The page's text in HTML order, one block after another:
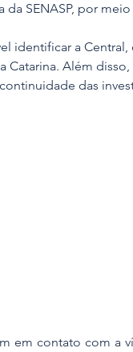
SENASP, por
identificar a
Catarina. Além
das
em contato com a